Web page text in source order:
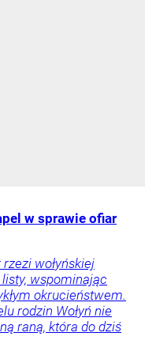
w sprawie ofiar
wołyńskiej
wspominając
okrucieństwem.
rodzin Wołyń nie
raną, która do dziś